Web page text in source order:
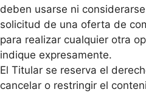
deben usarse ni
solicitud de una oferta de
para realizar cualquier otra
indique expresamente.
El Titular se reserva el
cancelar o restringir el